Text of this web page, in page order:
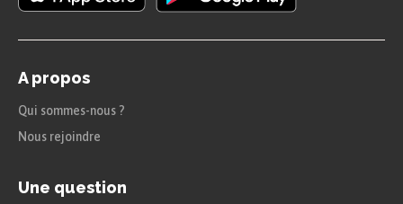
A propos
Qui sommes-nous ?
Nous rejoindre
Une question